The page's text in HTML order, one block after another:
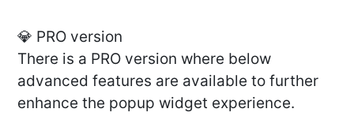
💎 PRO version
There is a PRO version where below
advanced features are available to further
enhance the popup widget experience.